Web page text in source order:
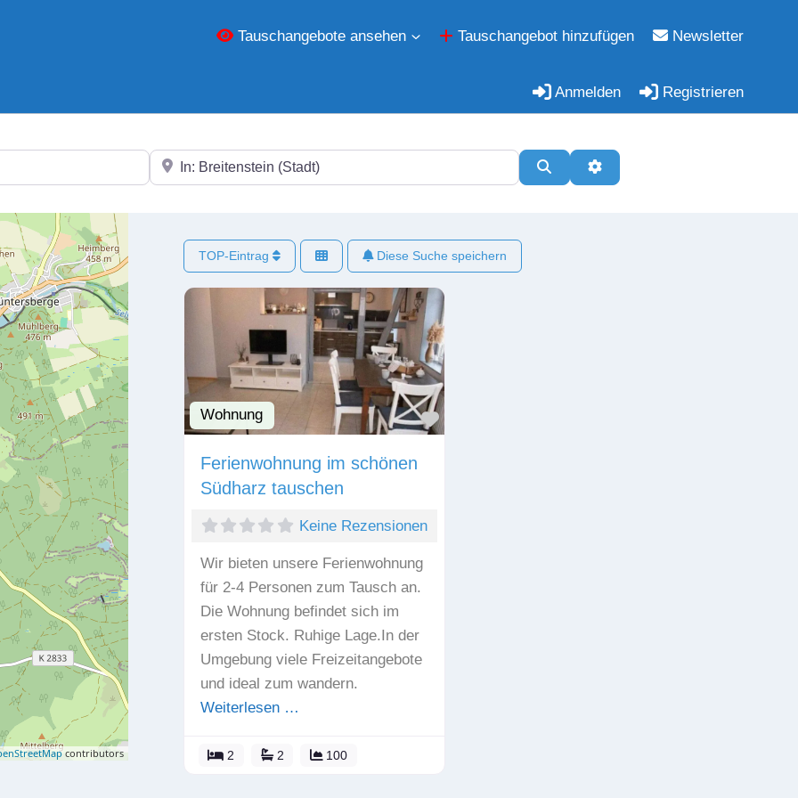
Tauschangebote ansehen Tauschangebot hinzufügen Newsletter
Anmelden Registrieren
In der Nähe SuchenErweiterte Filter
contributors
TOP-Eintrag Diese Suche speichern
Wohnung Favorit
Ferienwohnung im schönen
Südharz tauschen
Keine Rezensionen
Wir bieten unsere Ferienwohnung
für 2-4 Personen zum Tausch an.
Die Wohnung befindet sich im
ersten Stock. Ruhige Lage.In der
Umgebung viele Freizeitangebote
und ideal zum wandern.
Weiterlesen …
2 2 100